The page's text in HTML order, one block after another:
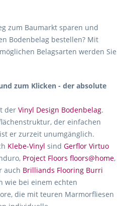
zum Baumarkt sparen und
Bodenbelag bestellen? Mit
Belagsarten werden Sie
zum Klicken - der absolute
der Vinyl Design Bodenbelag.
der einfachen
er zurzeit unumgänglich.
Klebe-Vinyl sind Gerflor Virtuo
Project Floors floors@home,
auch Brilliands Flooring Burri
wie bei einem echten
die mit teuren Marmorfliesen